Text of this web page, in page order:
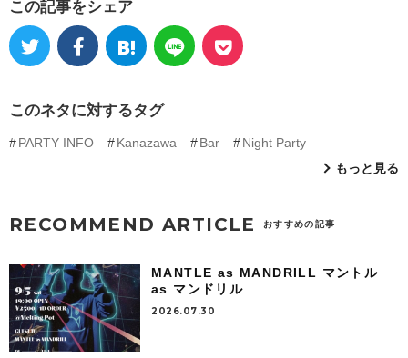
この記事をシェア
このネタに対するタグ
PARTY INFO Kanazawa Bar
Night Party
もっと見る
RECOMMEND ARTICLE おすすめの記事
MANTLE as MANDRILL マントル
as マンドリル
2026.07.30